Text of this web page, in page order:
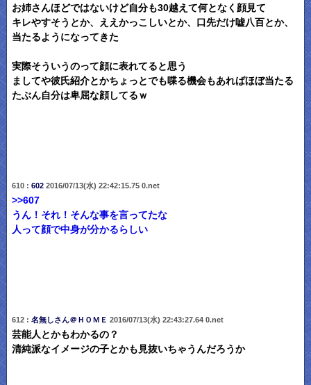
お姉さんほどではないけど自分も30越えて何となく顔見て
キレやすそうとか、ええかっこしいとか、口先だけ嘘八百とか、
当たるようになってきた
実際そういうのって顔に表れてると思う
ましてや彼氏紹介とかちょっとでも喋る機会もあればほぼ当たる
たぶん自分は卑屈な顔してるｗ
610 : 6022016/07/13(水) 22:42:15.75 0.net
>>607
うん！それ！そんな事を言ってたな
人って顔で中身が分かるらしい
612 : 名無しさん＠ＨＯＭＥ 2016/07/13(水) 22:43:27.64 0.net
芸能人とかもわかるの？
清純派なイメージの子とかも見抜いちゃうんだろうか